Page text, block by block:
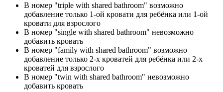
В номер "triple with shared bathroom" возможно
добавление только 1-ой кровати для ребёнка или 1-ой
кровати для взрослого
В номер "single with shared bathroom" невозможно
добавить кровать
В номер "family with shared bathroom" возможно
добавление только 2-х кроватей для ребёнка или 2-х
кроватей для взрослого
В номер "twin with shared bathroom" невозможно
добавить кровать